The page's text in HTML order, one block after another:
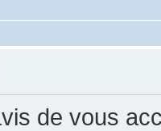
de vous